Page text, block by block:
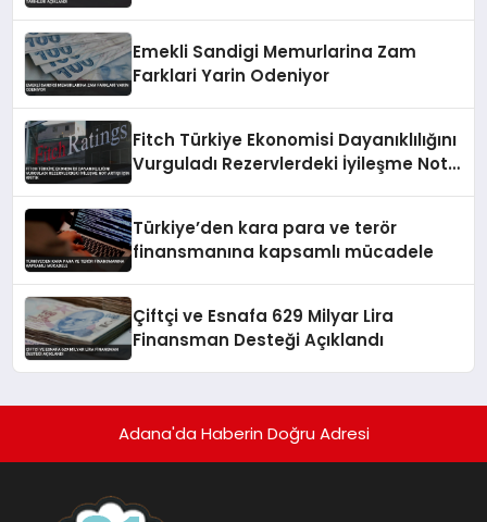
Emekli Sandigi Memurlarina Zam
Farklari Yarin Odeniyor
Fitch Türkiye Ekonomisi Dayanıklılığını
Vurguladı Rezervlerdeki İyileşme Not
Türkiye’den kara para ve terör
finansmanına kapsamlı mücadele
Çiftçi ve Esnafa 629 Milyar Lira
Finansman Desteği Açıklandı
Adana'da Haberin Doğru Adresi